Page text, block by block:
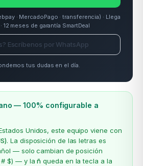
· MercadoPago · transferencia) · Llega
12 meses de garantía SmartDeal
Escríbenos por WhatsApp
tus dudas en el día.
— 100% configurable a
Unidos, este equipo viene con
. La disposición de las letras es
— solo cambian de posición
# $) — y lañ queda en la tecla a la